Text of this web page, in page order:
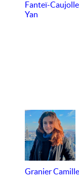
Fanteï-Caujolle
Yan
Granier Camille